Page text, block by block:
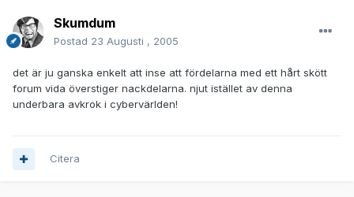
Skumdum
Postad 23 Augusti , 2005
det är ju ganska enkelt att inse att fördelarna med ett hårt skött
forum vida överstiger nackdelarna. njut istället av denna
underbara avkrok i cybervärlden!
Citera